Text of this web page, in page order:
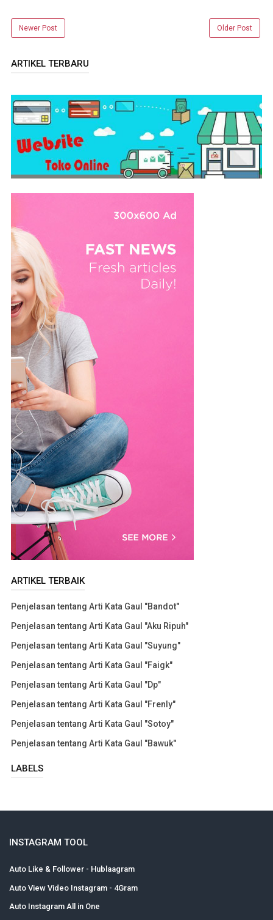
Newer Post Older Post
ARTIKEL TERBARU
ARTIKEL TERBAIK
Penjelasan tentang Arti Kata Gaul "Bandot"
Penjelasan tentang Arti Kata Gaul "Aku Ripuh"
Penjelasan tentang Arti Kata Gaul "Suyung"
Penjelasan tentang Arti Kata Gaul "Faigk"
Penjelasan tentang Arti Kata Gaul "Dp"
Penjelasan tentang Arti Kata Gaul "Frenly"
Penjelasan tentang Arti Kata Gaul "Sotoy"
Penjelasan tentang Arti Kata Gaul "Bawuk"
LABELS
INSTAGRAM TOOL
Auto Like & Follower - Hublaagram
Auto View Video Instagram - 4Gram
Auto Instagram All in One